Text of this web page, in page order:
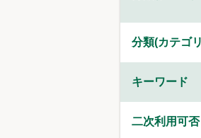
分類(カテゴ
キーワード
二次利用可否